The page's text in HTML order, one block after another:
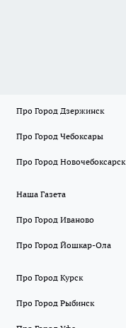
Про Город Дзержинск
Про Город Чебоксары
Про Город Новочебоксарск
Наша Газета
Про Город Иваново
Про Город Йошкар-Ола
Про Город Курск
Про Город Рыбинск